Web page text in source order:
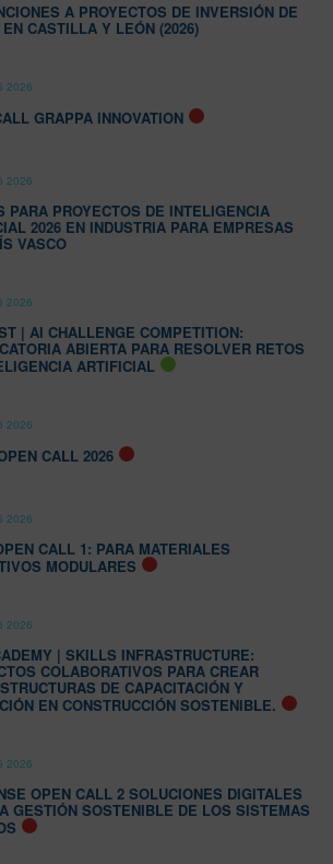
A PROYECTOS DE INVERSIÓN DE
CASTILLA Y LEÓN (2026)
2026
GRAPPA INNOVATION
2026
PARA PROYECTOS DE INTELIGENCIA
2026 EN INDUSTRIA PARA EMPRESAS
VASCO
2026
| AI CHALLENGE COMPETITION:
ABIERTA PARA RESOLVER RETOS
ARTIFICIAL
2026
CALL 2026
2026
CALL 1: PARA MATERIALES
MODULARES
2026
| SKILLS INFRASTRUCTURE:
COLABORATIVOS PARA CREAR
DE CAPACITACIÓN Y
EN CONSTRUCCIÓN SOSTENIBLE.
2026
OPEN CALL 2 SOLUCIONES DIGITALES
GESTIÓN SOSTENIBLE DE LOS SISTEMAS